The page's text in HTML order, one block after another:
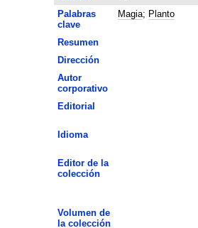
Palabras
clave
Magia; Planto
Resumen
Dirección
Autor
corporativo
Editorial
Idioma
Editor de la
colección
Volumen de
la colección